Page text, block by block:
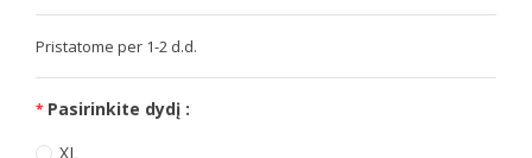
Pristatome per 1-2 d.d.
Pasirinkite dydį :
XL